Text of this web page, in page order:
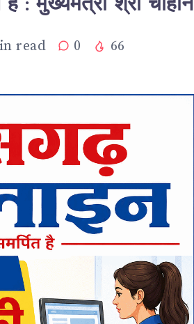
: मुख्यमंत्री श्री चौहान
read 0 66